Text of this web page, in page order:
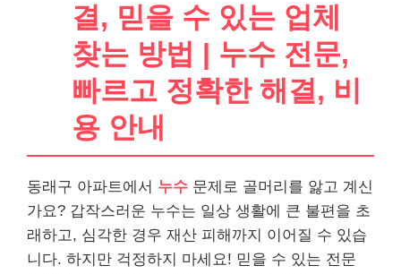
결, 믿을 수 있는 업체
찾는 방법 | 누수 전문,
빠르고 정확한 해결, 비
용 안내
동래구 아파트에서 누수 문제로 골머리를 앓고 계신
가요? 갑작스러운 누수는 일상 생활에 큰 불편을 초
래하고, 심각한 경우 재산 피해까지 이어질 수 있습
니다. 하지만 걱정하지 마세요! 믿을 수 있는 전문